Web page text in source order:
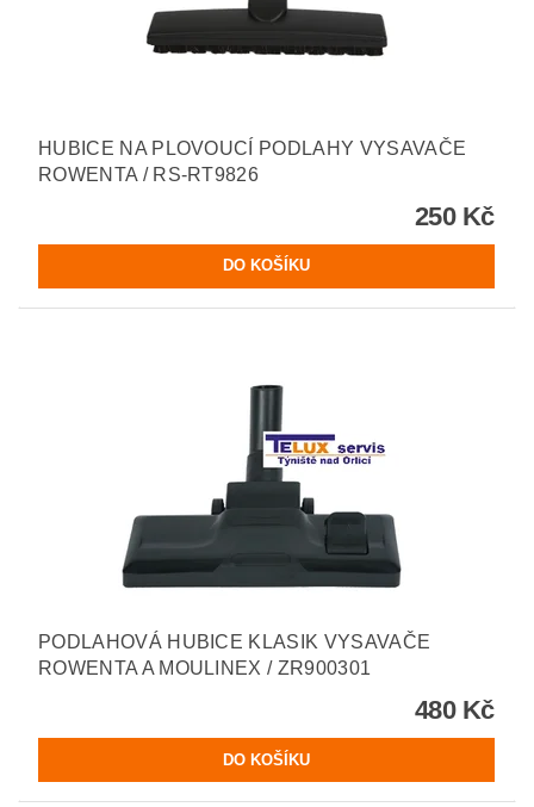
HUBICE NA PLOVOUCÍ PODLAHY VYSAVAČE
ROWENTA / RS-RT9826
250 Kč
PODLAHOVÁ HUBICE KLASIK VYSAVAČE
ROWENTA A MOULINEX / ZR900301
480 Kč